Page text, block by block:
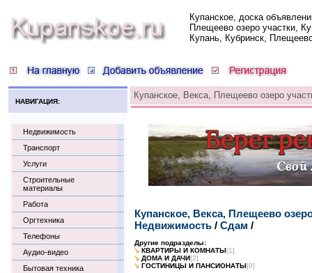
Купанское, доска
Плещеево озеро участки,
Купань, Кубринск,
НАВИГАЦИЯ:
Недвижимость
Транспорт
Услуги
Строительные
материалы
Работа
Оргтехника
Телефоны
Аудио-видео
Бытовая техника
Купанское, Векса, Плещеево озеро
Купанское, Векса, Плещеево
Недвижимость / Сдам /
Другие подразделы:
КВАРТИРЫ И КОМНАТЫ[1]
ДОМА И ДАЧИ[2]
ГОСТИНИЦЫ И ПАНСИОНАТЫ[0]